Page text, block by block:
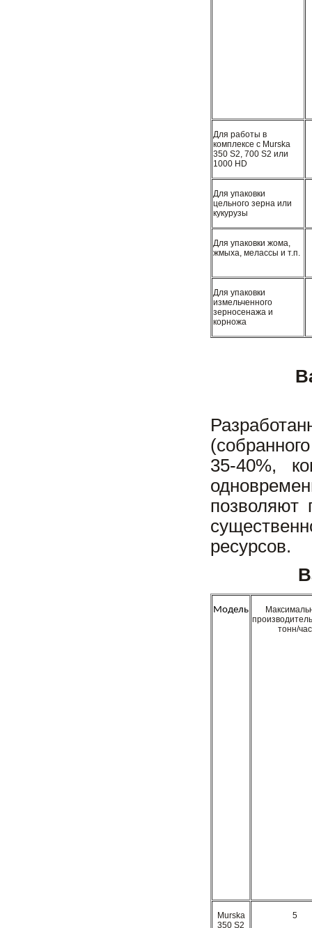
Для работы в
комплексе с Murska
350 S2, 700 S2 или
1000 HD
Для упаковки
цельного зерна или
кукурузы
Для упаковки жома,
жмыха, мелассы и т.п.
Для упаковки
измельченного
зерносенажа и
корножа
35-40%,
позволяют
ресурсов.
Модель
тонн/час
Murska
350 S2
5